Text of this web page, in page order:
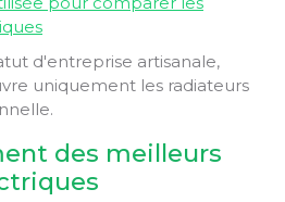
d'entreprise artisanale,
uniquement les radiateurs
des meilleurs